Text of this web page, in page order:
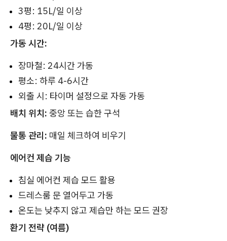
3평: 15L/일 이상
4평: 20L/일 이상
가동 시간:
장마철: 24시간 가동
평소: 하루 4-6시간
외출 시: 타이머 설정으로 자동 가동
배치 위치: 중앙 또는 습한 구석
물통 관리: 매일 체크하여 비우기
에어컨 제습 기능
침실 에어컨 제습 모드 활용
드레스룸 문 열어두고 가동
온도는 낮추지 않고 제습만 하는 모드 권장
환기 전략 (여름)